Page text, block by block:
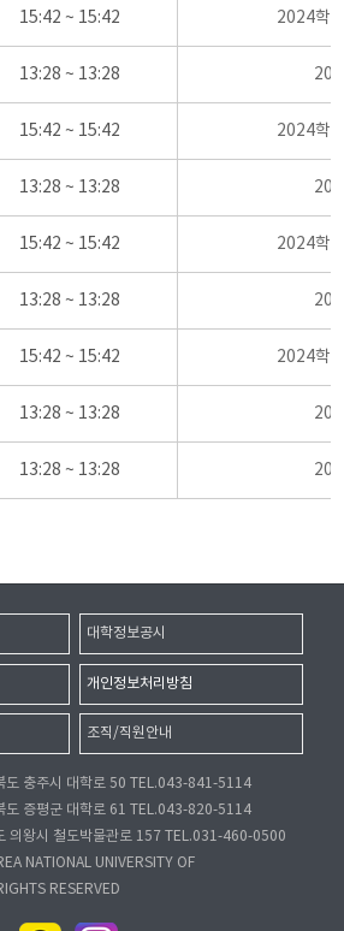
15:42 ~ 15:42 2024학
13:28 ~ 13:28
15:42 ~ 15:42 2024학
13:28 ~ 13:28
15:42 ~ 15:42 2024학
13:28 ~ 13:28
15:42 ~ 15:42 2024학
13:28 ~ 13:28
13:28 ~ 13:28
대학정보공시
개인정보처리방침
조직/직원안내
도 충주시 대학로 50 TEL.043-841-5114
도 증평군 대학로 61 TEL.043-820-5114
의왕시 철도박물관로 157 TEL.031-460-0500
NATIONAL UNIVERSITY OF
RESERVED